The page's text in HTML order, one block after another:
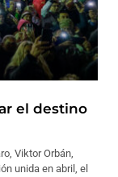
el destino
Viktor Orbán,
unida en abril, el